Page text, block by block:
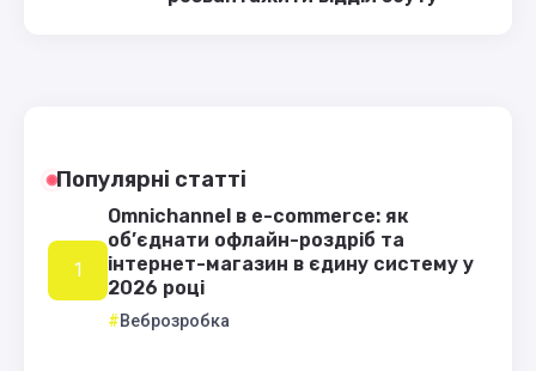
Популярні статті
Omnichannel в e-commerce: як
об’єднати офлайн-роздріб та
інтернет-магазин в єдину систему у
2026 році
Веброзробка